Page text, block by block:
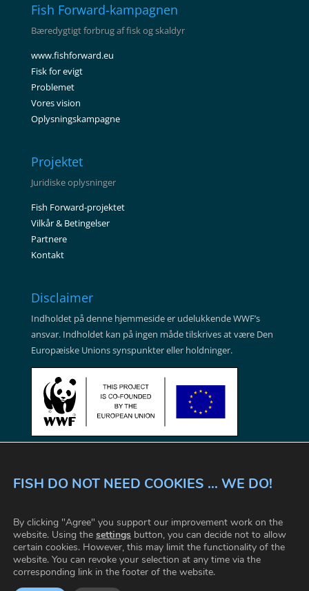
Fish Forward-kampagnen
Bæredygtigt forbrug af fisk og skaldyr
www.fishforward.eu
Fisk for evigt
Problemet
Vores vision
Oplysningskampagne
Projektet
Juridiske oplysninger
Fish Forward-projektet
Vilkår & Betingelser
Partnere
Kontakt
Disclaimer
Indholdet på denne hjemmeside er udelukkende WWF’s
ansvar. Indholdet kan på ingen måde tilskrives at være Den
Europæiske Unions synspunkter eller holdninger.
VI ER ALLE FORBUNDET
FAKTA
VILKÅR & BETINGELSER
COOKIE SETTINGS
KONTAKT
© 2026 WWF |www.wwf.dk
FISH DO NOT NEED COOKIES ... WE DO!
By clicking "Agree" you support our improvement work on the
website. Using the settings button, you can decide not to allow
certain cookies. However, this may limit the functionality of the
website. You can revoke your selection at any time via the
corresponding link in the footer of the website.